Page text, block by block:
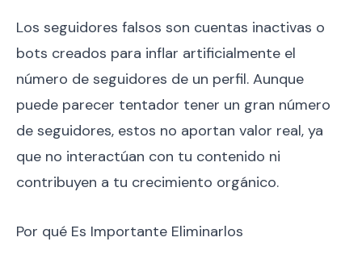
Los seguidores falsos son cuentas inactivas o
bots creados para inflar artificialmente el
número de seguidores de un perfil. Aunque
puede parecer tentador tener un gran número
de seguidores, estos no aportan valor real, ya
que no interactúan con tu contenido ni
contribuyen a tu crecimiento orgánico.
Por qué Es Importante Eliminarlos